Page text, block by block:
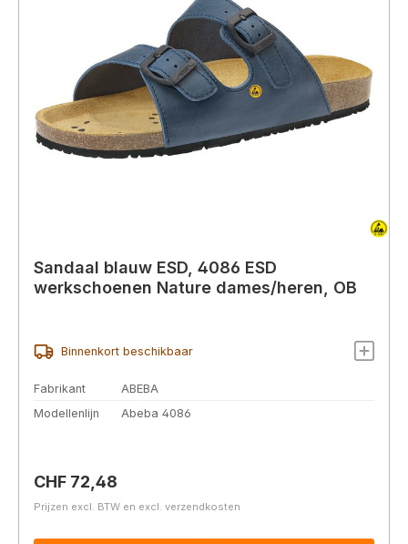
Sandaal blauw ESD, 4086 ESD
werkschoenen Nature dames/heren, OB
Binnenkort beschikbaar
Fabrikant
ABEBA
Modellenlijn
Abeba 4086
Normale prijs:
CHF 72,48
Prijzen excl. BTW en excl. verzendkosten